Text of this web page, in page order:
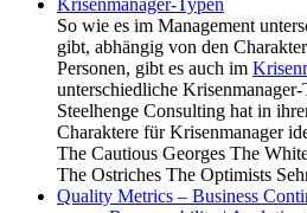
So wie es im Management
gibt, abhängig von den
Personen, gibt es auch im
unterschiedliche
Steelhenge Consulting hat in
Charaktere für Krisenmanager
The Cautious Georges The
The Ostriches The Optimists
Quality Metrics – Business